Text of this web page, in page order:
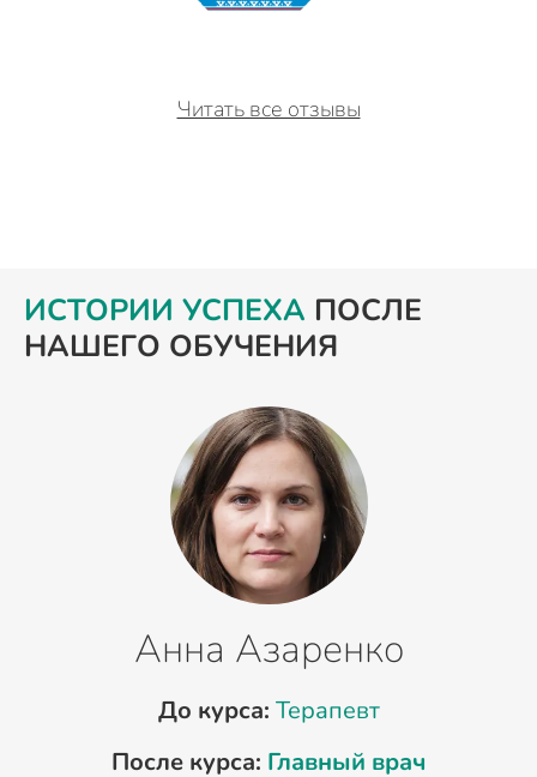
Читать все отзывы
ИСТОРИИ УСПЕХА ПОСЛЕ
НАШЕГО ОБУЧЕНИЯ
Анна Азаренко
До курса: Терапевт
После курса: Главный врач